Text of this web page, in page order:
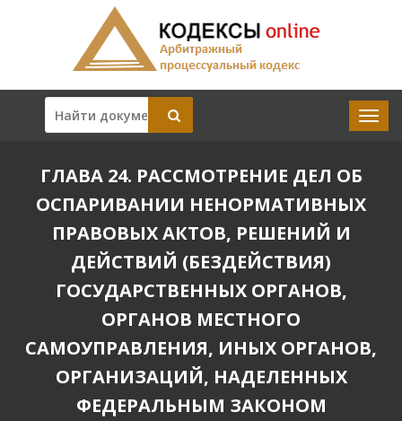
ГЛАВА 24. РАССМОТРЕНИЕ ДЕЛ ОБ
ОСПАРИВАНИИ НЕНОРМАТИВНЫХ
ПРАВОВЫХ АКТОВ, РЕШЕНИЙ И
ДЕЙСТВИЙ (БЕЗДЕЙСТВИЯ)
ГОСУДАРСТВЕННЫХ ОРГАНОВ,
ОРГАНОВ МЕСТНОГО
САМОУПРАВЛЕНИЯ, ИНЫХ ОРГАНОВ,
ОРГАНИЗАЦИЙ, НАДЕЛЕННЫХ
ФЕДЕРАЛЬНЫМ ЗАКОНОМ